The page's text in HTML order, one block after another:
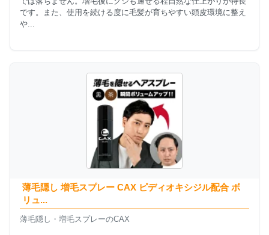
です。また、使用を続ける度に毛髪が育ちやすい頭皮環境に整え
や...
薄毛隠し 増毛スプレー CAX ピディオキシジル配合 ボ
リュ...
薄毛隠し・増毛スプレーのCAX